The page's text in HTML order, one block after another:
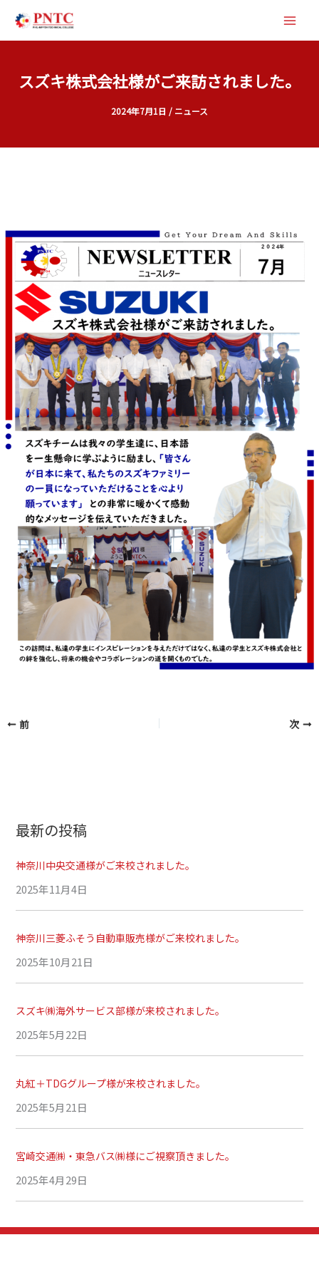
スズキ株式会社様がご来訪されました。
2024年7月1日 / ニュース
前 次
最新の投稿
神奈川中央交通様がご来校されました。
2025年11月4日
神奈川三菱ふそう自動車販売様がご来校れました。
2025年10月21日
スズキ㈱海外サービス部様が来校されました。
2025年5月22日
丸紅＋TDGグループ様が来校されました。
2025年5月21日
宮崎交通㈱・東急バス㈱様にご視察頂きました。
2025年4月29日